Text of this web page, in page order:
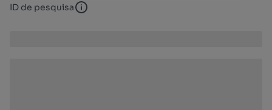
ID de pesquisa ID de pesquisa